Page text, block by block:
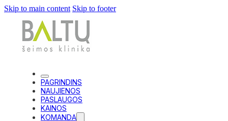
Skip to main content Skip to footer
PAGRINDINS
NAUJIENOS
PASLAUGOS
KAINOS
KOMANDA